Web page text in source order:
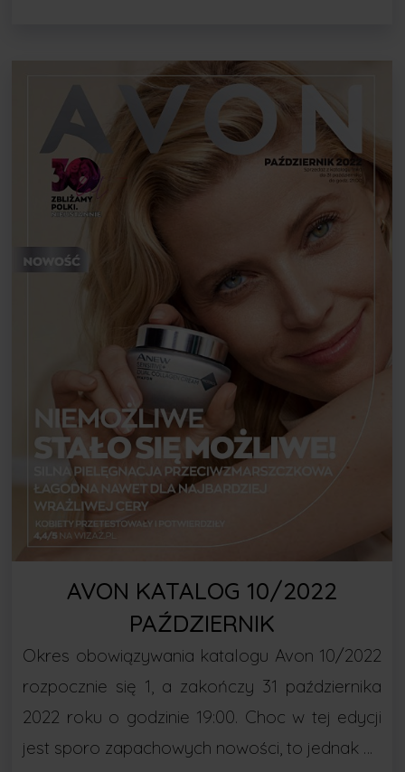
AVON KATALOG 10/2022
PAŹDZIERNIK
Okres obowiązywania katalogu Avon 10/2022
rozpocznie się 1, a zakończy 31 października
2022 roku o godzinie 19:00. Choc w tej edycji
jest sporo zapachowych nowości, to jednak …